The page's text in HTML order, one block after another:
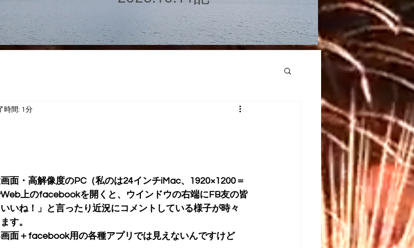
時間: 1分
面・高解像度のPC（私のは24インチiMac、1920×1200＝
上のfacebookを開くと、ウインドウの右端にFB友の皆
いね！」と言ったり近況にコメントしている様子が時々
す。
面＋facebook用の各種アプリでは見えないんですけど